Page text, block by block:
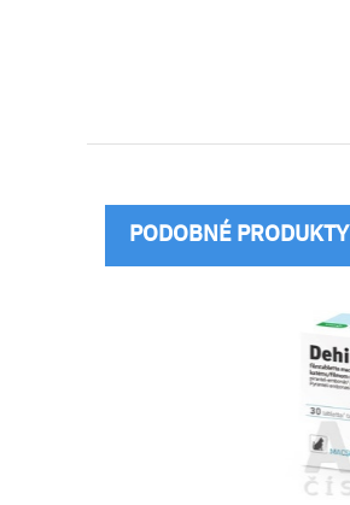
PODOBNÉ PRODUKTY